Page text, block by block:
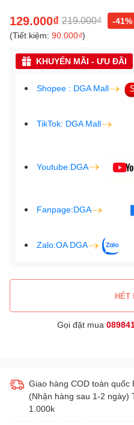
129.000₫ 219.000₫
-41%
(Tiết kiệm: 90.000₫)
KHUYẾN MÃI - ƯU ĐÃI
Shopee : DGA Mall
TikTok: DGA Mall
Youtube:DGA
Fanpage:DGA
Zalo:OA DGA
HẾT
Gọi đặt mua
Giao hàng COD toàn
(Nhận hàng sau 1-2 ngày)
1.000k